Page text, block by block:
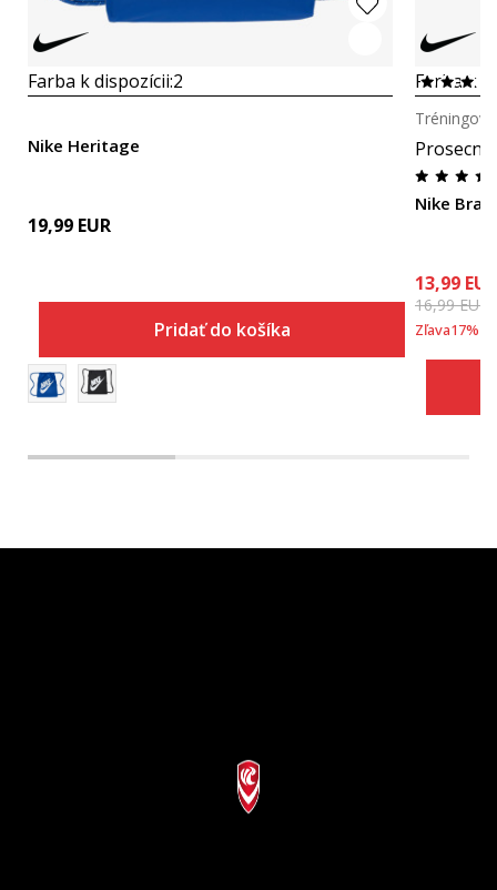
Farba k dispozícii:2
Nike Heritage
19,99 EUR
Pridať do košíka
Farba k
Nike
13,99 EUR
16,99EUR
Zľava17%